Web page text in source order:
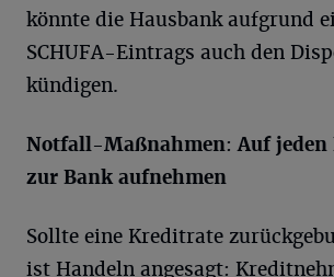
könnte die Hausbank aufgrund
SCHUFA-Eintrags auch den
kündigen.
Notfall-Maßnahmen:Auf
zur Bank aufnehmen
Sollte eine Kreditrate
ist Handeln angesagt: